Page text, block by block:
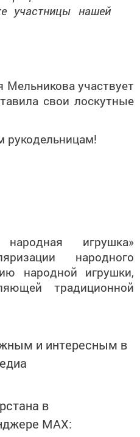
участницы нашей
Мельникова участвует
свои лоскутные
рукодельницам!
игрушка»
народного
народной игрушки,
традиционной
и интересным в
в
MАХ: